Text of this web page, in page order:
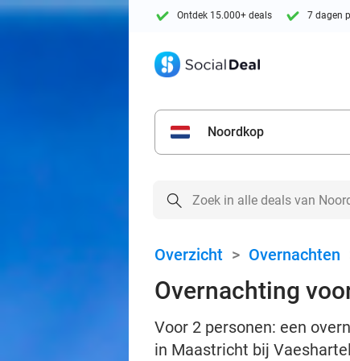
Ontdek 15.000+ deals 7 dagen
Noordkop
Overzicht > Overnachten
Overnachting
Voor 2 personen: een
in Maastricht bij